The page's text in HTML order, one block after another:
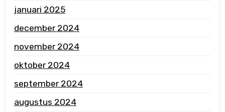
januari 2025
december 2024
november 2024
oktober 2024
september 2024
augustus 2024